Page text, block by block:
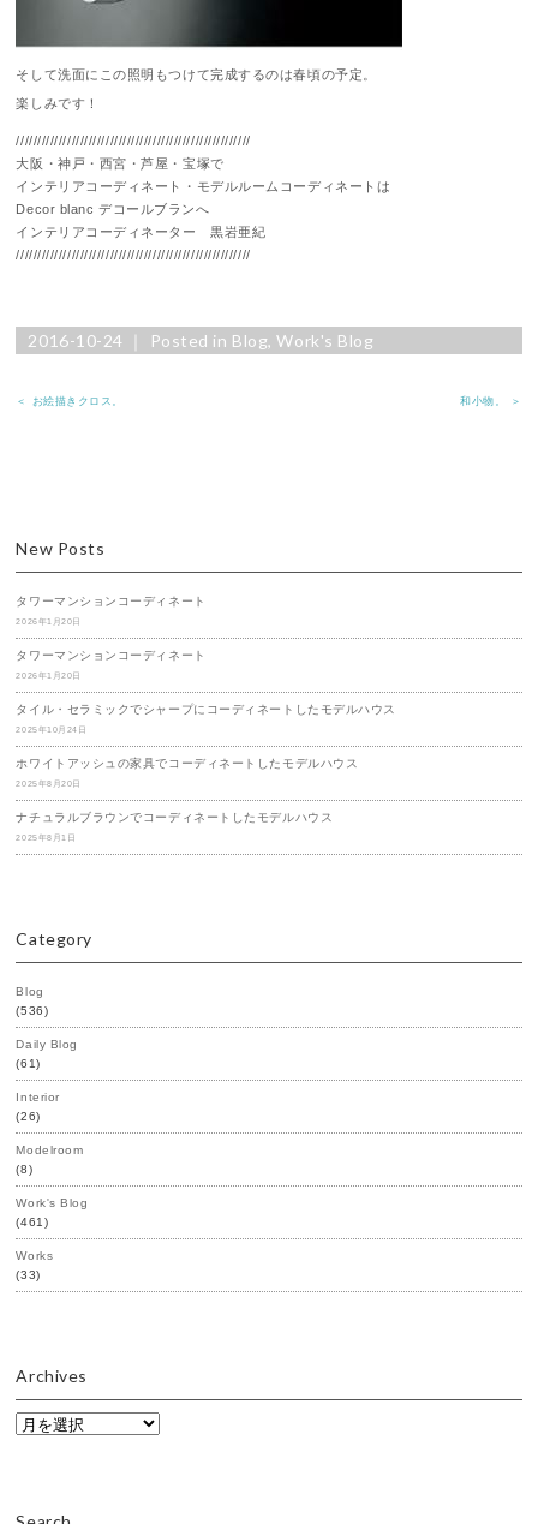
そして洗面にこの照明もつけて完成するのは春頃の予定。
楽しみです！
///////////////////////////////////////////////////////
大阪・神戸・西宮・芦屋・宝塚で
インテリアコーディネート・モデルルームコーディネートは
Decor blanc デコールブランへ
インテリアコーディネーター 黒岩亜紀
///////////////////////////////////////////////////////
2016-10-24 ｜ Posted in Blog,Work's Blog
＜ お絵描きクロス。 和小物。 ＞
New Posts
タワーマンションコーディネート
2026年1月20日
タワーマンションコーディネート
2026年1月20日
タイル・セラミックでシャープにコーディネートしたモデルハウス
2025年10月24日
ホワイトアッシュの家具でコーディネートしたモデルハウス
2025年8月20日
ナチュラルブラウンでコーディネートしたモデルハウス
2025年8月1日
Category
Blog
(536)
Daily Blog
(61)
Interior
(26)
Modelroom
(8)
Work's Blog
(461)
Works
(33)
Archives
Archives